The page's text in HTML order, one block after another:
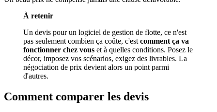
À retenir
Un devis pour un logiciel de gestion de flotte, ce n'est
pas seulement combien ça coûte, c'est comment ça va
fonctionner chez vous et à quelles conditions. Posez le
décor, imposez vos scénarios, exigez des livrables. La
négociation de prix devient alors un point parmi
d'autres.
Comment comparer les devis